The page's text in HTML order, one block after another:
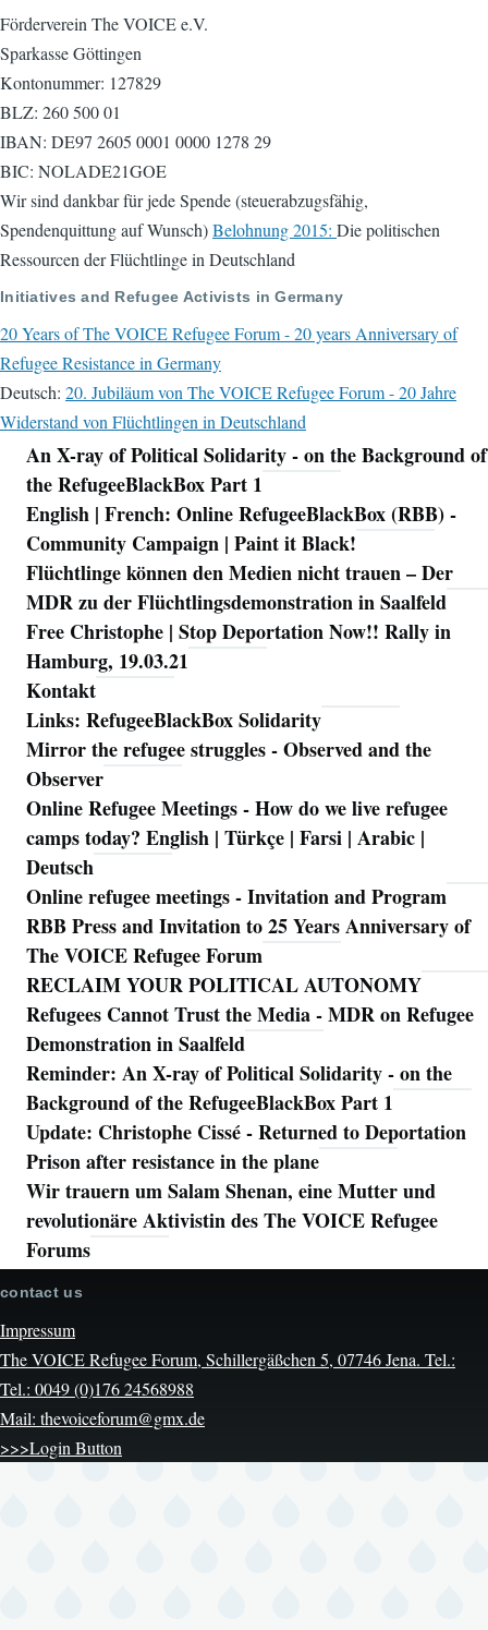
Förderverein The VOICE e.V.
Sparkasse Göttingen
Kontonummer: 127829
BLZ: 260 500 01
IBAN: DE97 2605 0001 0000 1278 29
BIC: NOLADE21GOE
Wir sind dankbar für jede Spende (steuerabzugsfähig,
Spendenquittung auf Wunsch)Belohnung 2015: Die politischen
Ressourcen der Flüchtlinge in Deutschland
Initiatives and Refugee Activists in Germany
20 Years of The VOICE Refugee Forum - 20 years Anniversary of
Refugee Resistance in Germany
Deutsch: 20. Jubiläum von The VOICE Refugee Forum - 20 Jahre
Widerstand von Flüchtlingen in Deutschland
Navigation
An X-ray of Political Solidarity - on the Background of
the RefugeeBlackBox Part 1
English | French: Online RefugeeBlackBox (RBB) -
Community Campaign | Paint it Black!
Flüchtlinge können den Medien nicht trauen – Der
MDR zu der Flüchtlingsdemonstration in Saalfeld
Free Christophe | Stop Deportation Now!! Rally in
Hamburg, 19.03.21
Kontakt
Links: RefugeeBlackBox Solidarity
Mirror the refugee struggles - Observed and the
Observer
Online Refugee Meetings - How do we live refugee
camps today? English | Türkçe | Farsi | Arabic |
Deutsch
Online refugee meetings - Invitation and Program
RBB Press and Invitation to 25 Years Anniversary of
The VOICE Refugee Forum
RECLAIM YOUR POLITICAL AUTONOMY
Refugees Cannot Trust the Media - MDR on Refugee
Demonstration in Saalfeld
Reminder: An X-ray of Political Solidarity - on the
Background of the RefugeeBlackBox Part 1
Update: Christophe Cissé - Returned to Deportation
Prison after resistance in the plane
Wir trauern um Salam Shenan, eine Mutter und
revolutionäre Aktivistin des The VOICE Refugee
Forums
contact us
Impressum
The VOICE Refugee Forum, Schillergäßchen 5, 07746 Jena. Tel.:
Tel.: 0049 (0)176 24568988
Mail: thevoiceforum@gmx.de
>>>Login Button